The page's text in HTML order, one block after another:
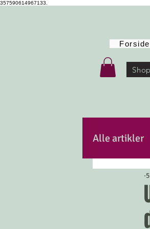
357590614967133.
Forside
Shop
Alle artikler